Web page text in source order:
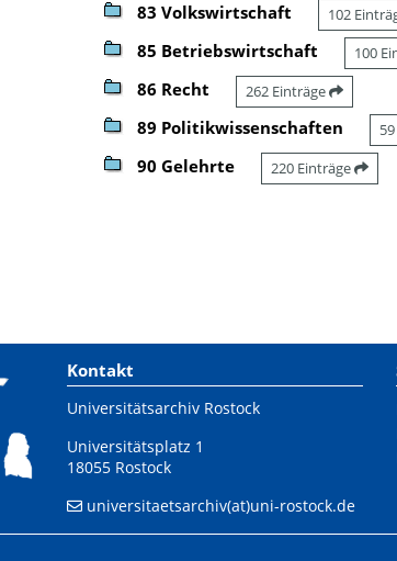
83 Volkswirtschaft 102
85 Betriebswirtschaft 100
86 Recht 262 Einträge
89 Politikwissenschaften
90 Gelehrte 220 Einträge
Kontakt
Universitätsarchiv Rostock
Universitätsplatz 1
18055 Rostock
universitaetsarchiv(at)uni-rostock.de